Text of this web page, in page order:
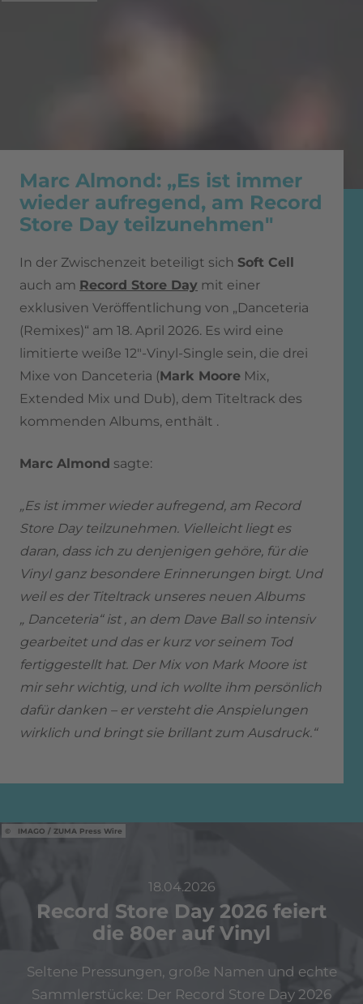
Marc Almond: „Es ist immer
wieder aufregend, am Record
Store Day teilzunehmen"
In der Zwischenzeit beteiligt sich Soft Cell
auch am Record Store Day mit einer
exklusiven Veröffentlichung von „Danceteria
(Remixes)“ am 18. April 2026. Es wird eine
limitierte weiße 12″-Vinyl-Single sein, die drei
Mixe von Danceteria (Mark Moore Mix,
Extended Mix und Dub), dem Titeltrack des
kommenden Albums, enthält .
Marc Almond sagte:
„Es ist immer wieder aufregend, am Record
Store Day teilzunehmen. Vielleicht liegt es
daran, dass ich zu denjenigen gehöre, für die
Vinyl ganz besondere Erinnerungen birgt. Und
weil es der Titeltrack unseres neuen Albums
„ Danceteria“ ist , an dem Dave Ball so intensiv
gearbeitet und das er kurz vor seinem Tod
fertiggestellt hat. Der Mix von Mark Moore ist
mir sehr wichtig, und ich wollte ihm persönlich
dafür danken – er versteht die Anspielungen
wirklich und bringt sie brillant zum Ausdruck.“
18.04.2026
Record Store Day 2026 feiert
die 80er auf Vinyl
Seltene Pressungen, große Namen und echte
Sammlerstücke: Der Record Store Day 2026
IMAGO / ZUMA Press Wire